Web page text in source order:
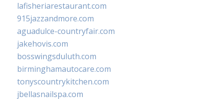
lafisheriarestaurant.com
915jazzandmore.com
aguadulce-countryfair.com
jakehovis.com
bosswingsduluth.com
birminghamautocare.com
tonyscountrykitchen.com
jbellasnailspa.com